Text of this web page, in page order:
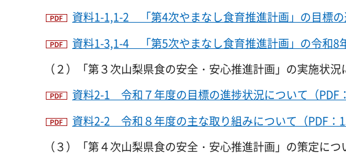
資料1-1,1-2 「第4次やまなし食育推進計画」の目標の
資料1-3,1-4 「第5次やまなし食育推進計画」の令和8
（２）「第３次山梨県食の安全・安心推進計画」の実施状況
資料2-1 令和７年度の目標の進捗状況について（PDF
資料2-2 令和８年度の主な取り組みについて（PDF：
（３）「第４次山梨県食の安全・安心推進計画」の策定につ